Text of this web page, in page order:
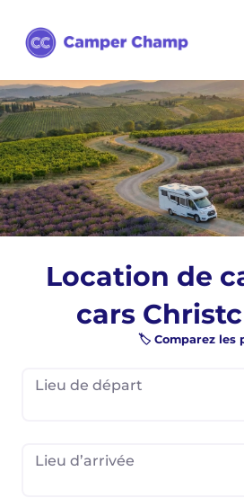
Location de
cars
🏷️ Comparez les
Lieu de départ
Lieu d’arrivée